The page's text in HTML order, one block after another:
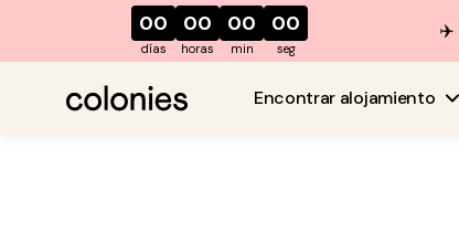
00
días
00
horas
00
min
00
seg
✈️
Encontrar alojamiento